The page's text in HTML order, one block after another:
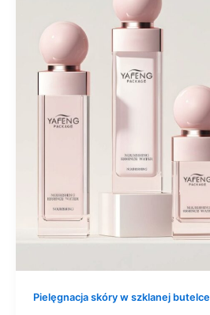
Pielęgnacja skóry w szklanej butelce